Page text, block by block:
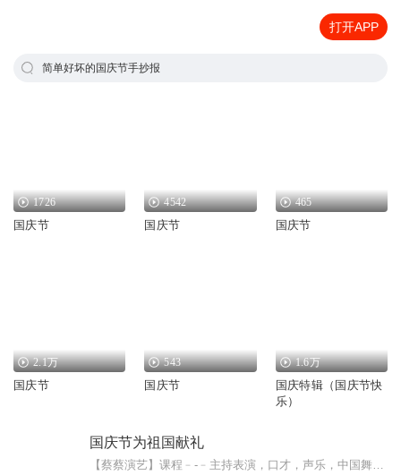
打开APP
简单好坏的国庆节手抄报
1726
国庆节
4542
国庆节
465
国庆节
2.1万
国庆节
543
国庆节
1.6万
国庆特辑（国庆节快
乐）
国庆节为祖国献礼